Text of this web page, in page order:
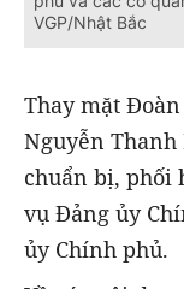
VGP/Nhật Bắc
Thay mặt
Nguyễn Thanh
chuẩn bị, phối
vụ Đảng ủy
ủy Chính phủ.